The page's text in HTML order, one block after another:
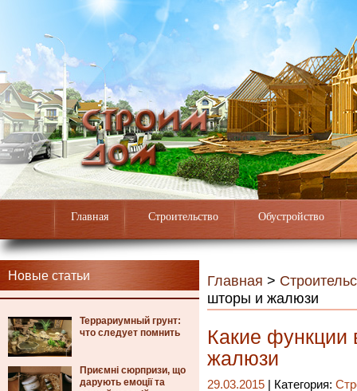
Главная Строительство Обустройство
Новые статьи
Террариумный грунт:
что следует помнить
Приємні сюрпризи, що
дарують емоції та
Главная >
шторы и жалюзи
Какие
жалюзи
29.03.2015 | Категория: